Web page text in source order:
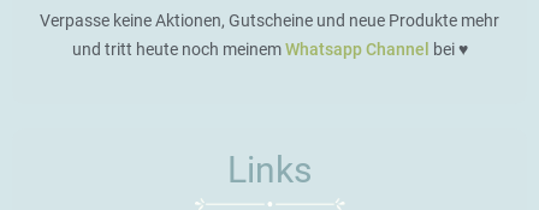
Verpasse keine Aktionen, Gutscheine und neue Produkte mehr
und tritt heute noch meinemWhatsapp Channel bei ♥️
Links